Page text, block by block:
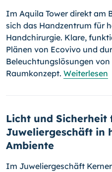
Im Aquila Tower direkt am
sich das Handzentrum für
Handchirurgie. Klare,
Plänen von Ecovivo und
Beleuchtungslösungen
Raumkonzept. Weiterlesen
Licht und Sicherheit
Juweliergeschäft in
Ambiente
Im Juweliergeschäft